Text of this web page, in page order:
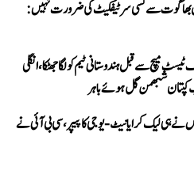
سے کسی سرٹیفکیٹ کی ضرورت نہیں:
میچ سے قبل ہندوستانی ٹیم کو لگا جھٹکا، انگلی
شبھمن گل ہوئے باہر
نے ہی لیک کرایا نیٹ-یوجی کا پیپر، سی بی آئی نے